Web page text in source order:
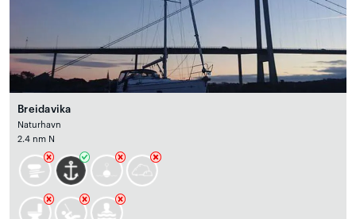
Breidavika
Naturhavn
2.4 nm N